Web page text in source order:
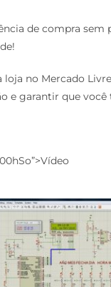
de compra sem
no Mercado
e garantir que